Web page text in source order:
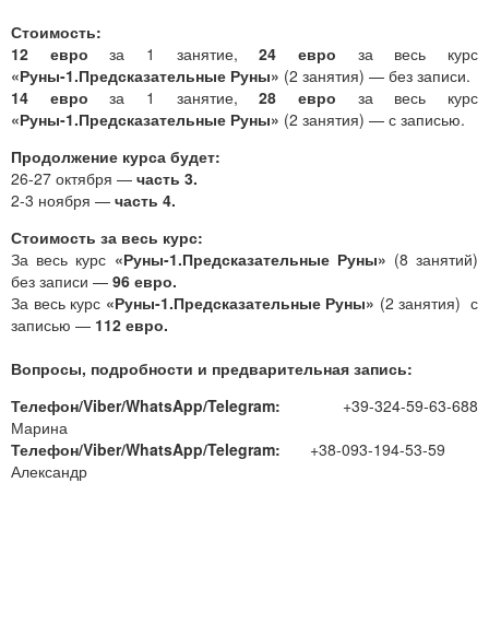
Стоимость:
12 евро за 1 занятие,24 евро за весь курс
«Руны-1.Предсказательные Руны» (2 занятия) — без записи.
14 евро за 1 занятие,28 евро за весь курс
«Руны-1.Предсказательные Руны» (2 занятия) — с записью.
Продолжение курса будет:
26-27 октября — часть 3.
2-3 ноября — часть 4.
Стоимость за весь курс:
За весь курс «Руны-1.Предсказательные Руны» (8 занятий)
без записи — 96 евро.
За весь курс «Руны-1.Предсказательные Руны» (2 занятия) с
записью — 112 евро.
Вопросы, подробности и предварительная запись:
Телефон/Viber/WhatsApp/Telegram: +39-324-59-63-688
Марина
Телефон/Viber/WhatsApp/Telegram: +38-093-194-53-59
Александр